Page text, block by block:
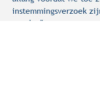
instemmingsverzoek
speelt. "